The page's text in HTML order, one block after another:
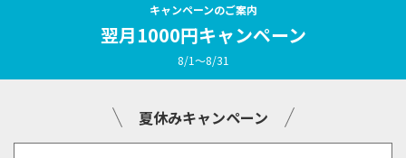
キャンペーンのご案内
翌月1000円キャンペーン
8/1～8/31
夏休みキャンペーン